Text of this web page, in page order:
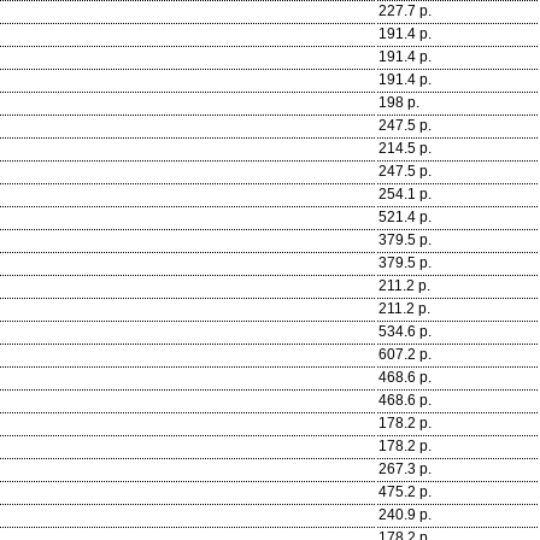
227.7 р.
191.4 р.
191.4 р.
191.4 р.
198 р.
247.5 р.
214.5 р.
247.5 р.
254.1 р.
521.4 р.
379.5 р.
379.5 р.
211.2 р.
211.2 р.
534.6 р.
607.2 р.
468.6 р.
468.6 р.
178.2 р.
178.2 р.
267.3 р.
475.2 р.
240.9 р.